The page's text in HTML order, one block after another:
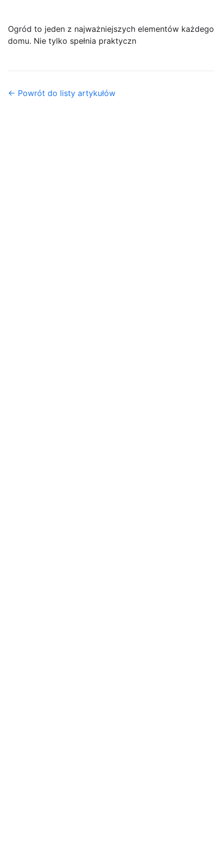
Ogród to jeden z najważniejszych elementów każdego
domu. Nie tylko spełnia praktyczn
← Powrót do listy artykułów